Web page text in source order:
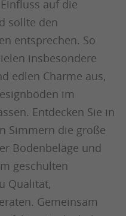
auf die
sollte den
entsprechen. So
insbesondere
edlen Charme aus,
im
Entdecken Sie in
Simmern die große
Bodenbeläge und
geschulten
Qualität,
Gemeinsam